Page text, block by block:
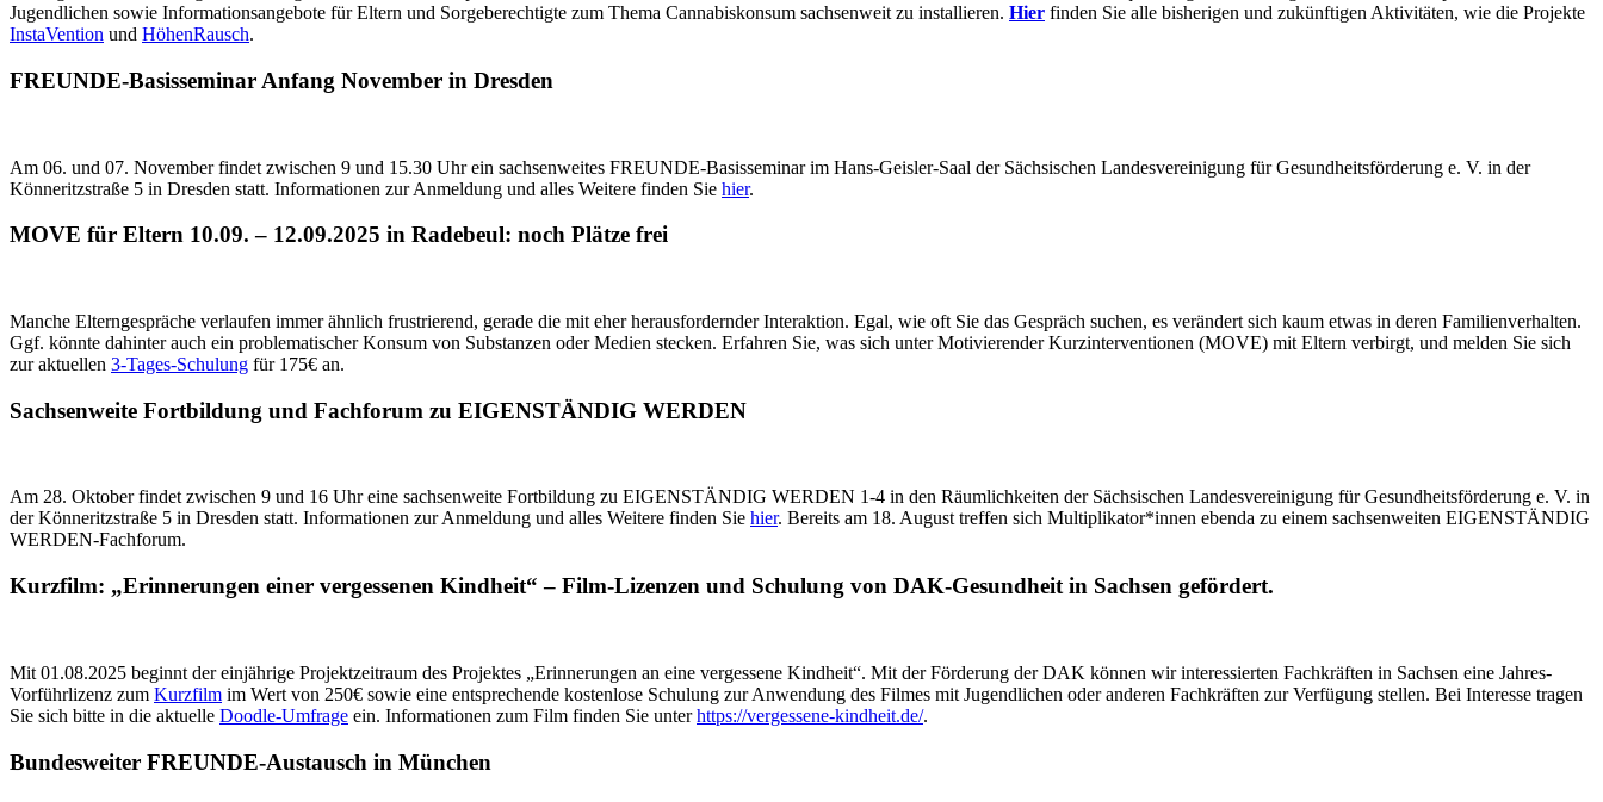
Jugendlichen sowie Informationsangebote für Eltern und Sorgeberechtigte zum Thema Cannabiskonsum sachsenweit zu installieren. Hier finden Sie alle bisherigen und zukünftigen Aktivitäten, wie die Projekte
InstaVention und HöhenRausch.
FREUNDE-Basisseminar Anfang November in Dresden
Am 06. und 07. November findet zwischen 9 und 15.30 Uhr ein sachsenweites FREUNDE-Basisseminar im Hans-Geisler-Saal der Sächsischen Landesvereinigung für Gesundheitsförderung e. V. in der
Könneritzstraße 5 in Dresden statt. Informationen zur Anmeldung und alles Weitere finden Sie hier.
MOVE für Eltern 10.09. – 12.09.2025 in Radebeul: noch Plätze frei
Manche Elterngespräche verlaufen immer ähnlich frustrierend, gerade die mit eher herausfordernder Interaktion. Egal, wie oft Sie das Gespräch suchen, es verändert sich kaum etwas in deren Familienverhalten.
Ggf. könnte dahinter auch ein problematischer Konsum von Substanzen oder Medien stecken. Erfahren Sie, was sich unter Motivierender Kurzinterventionen (MOVE) mit Eltern verbirgt, und melden Sie sich
zur aktuellen 3-Tages-Schulung für 175€ an.
Sachsenweite Fortbildung und Fachforum zu EIGENSTÄNDIG WERDEN
Am 28. Oktober findet zwischen 9 und 16 Uhr eine sachsenweite Fortbildung zu EIGENSTÄNDIG WERDEN 1-4 in den Räumlichkeiten der Sächsischen Landesvereinigung für Gesundheitsförderung e. V. in
der Könneritzstraße 5 in Dresden statt. Informationen zur Anmeldung und alles Weitere finden Sie hier. Bereits am 18. August treffen sich Multiplikator*innen ebenda zu einem sachsenweiten EIGENSTÄNDIG
WERDEN-Fachforum.
Kurzfilm: „Erinnerungen einer vergessenen Kindheit“ – Film-Lizenzen und Schulung von DAK-Gesundheit in Sachsen gefördert.
Mit 01.08.2025 beginnt der einjährige Projektzeitraum des Projektes „Erinnerungen an eine vergessene Kindheit“. Mit der Förderung der DAK können wir interessierten Fachkräften in Sachsen eine Jahres-
Vorführlizenz zum Kurzfilm im Wert von 250€ sowie eine entsprechende kostenlose Schulung zur Anwendung des Filmes mit Jugendlichen oder anderen Fachkräften zur Verfügung stellen. Bei Interesse tragen
Sie sich bitte in die aktuelle Doodle-Umfrage ein. Informationen zum Film finden Sie unterhttps://vergessene-kindheit.de/.
Bundesweiter FREUNDE-Austausch in München